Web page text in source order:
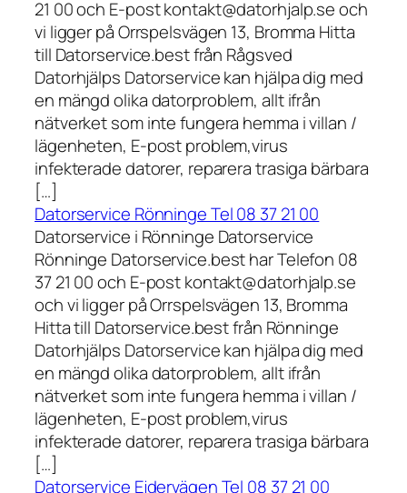
21 00 och E-post kontakt@datorhjalp.se och
vi ligger på Orrspelsvägen 13, Bromma Hitta
till Datorservice.best från Rågsved
Datorhjälps Datorservice kan hjälpa dig med
en mängd olika datorproblem, allt ifrån
nätverket som inte fungera hemma i villan /
lägenheten, E-post problem,virus
infekterade datorer, reparera trasiga bärbara
[…]
Datorservice Rönninge Tel 08 37 21 00
Datorservice i Rönninge Datorservice
Rönninge Datorservice.best har Telefon 08
37 21 00 och E-post kontakt@datorhjalp.se
och vi ligger på Orrspelsvägen 13, Bromma
Hitta till Datorservice.best från Rönninge
Datorhjälps Datorservice kan hjälpa dig med
en mängd olika datorproblem, allt ifrån
nätverket som inte fungera hemma i villan /
lägenheten, E-post problem,virus
infekterade datorer, reparera trasiga bärbara
[…]
Datorservice Ejdervägen Tel 08 37 21 00